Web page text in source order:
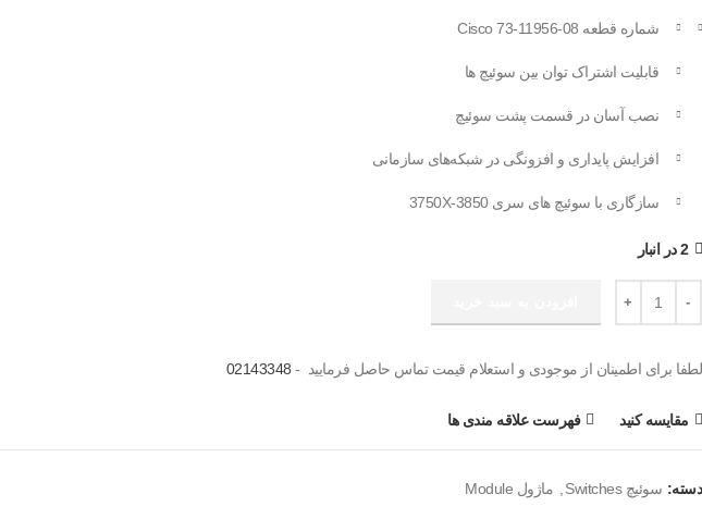
شماره قطعه Cisco 73-11956-08
قابلیت اشتراک توان بین سوئیچ‌ ها
نصب آسان در قسمت پشت سوئیچ
افزایش پایداری و افزونگی در شبکه‌های سازمانی
سازگاری با سوئیچ های سری 3850-3750X
2 در انبار
ماژول استک پاور Cisco عدد
لطفا برای اطمینان از موجودی و استعلام قیمت تماس حاصل فرمایید - 02143348
مقایسه کنید فهرست علاقه مندی ها
دسته: سوئیچ Switches ماژول Module